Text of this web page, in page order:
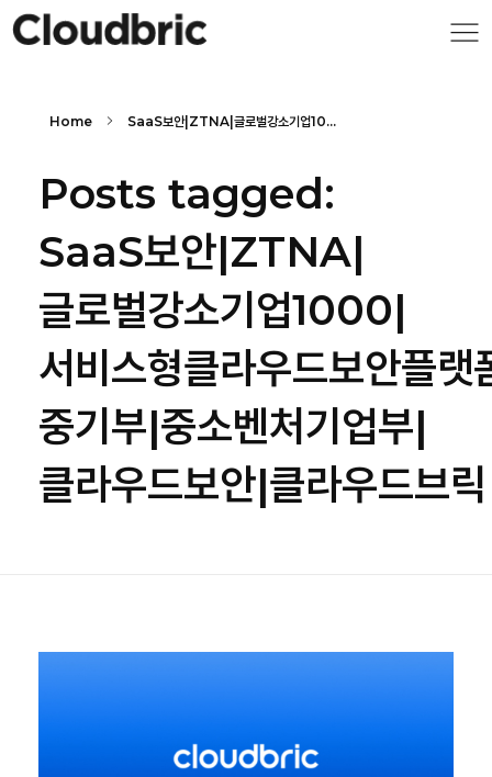
Home SaaS보안|ZTNA|글로벌강소기업10...
Posts tagged:
SaaS보안|ZTNA|
글로벌강소기업1000|
서비스형클라우드보안플랫
중기부|중소벤처기업부|
클라우드보안|클라우드브릭